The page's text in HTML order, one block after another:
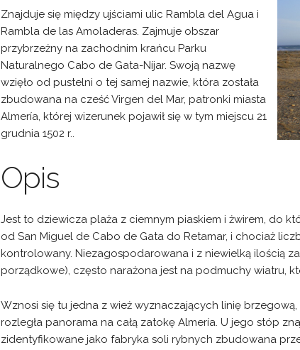
Znajduje się między ujściami ulic Rambla del Agua i
Rambla de las Amoladeras. Zajmuje obszar
przybrzeżny na zachodnim krańcu Parku
Naturalnego Cabo de Gata-Níjar. Swoją nazwę
wzięło od pustelni o tej samej nazwie, która została
zbudowana na cześć Virgen del Mar, patronki miasta
Almería, której wizerunek pojawił się w tym miejscu 21
grudnia 1502 r..
Opis
Jest to dziewicza plaża z ciemnym piaskiem i żwirem, do
od San Miguel de Cabo de Gata do Retamar, i chociaż
kontrolowany. Niezagospodarowana i z niewielką ilością
porządkowe), często narażona jest na podmuchy wiatru,
Wznosi się tu jedna z wież wyznaczających linię
rozległa panorama na całą zatokę Almería. U jego stóp
zidentyfikowane jako fabryka soli rybnych zbudowana